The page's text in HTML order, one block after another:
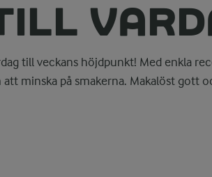
till veckans höjdpunkt! Med enkla
minska på smakerna. Makalöst gott